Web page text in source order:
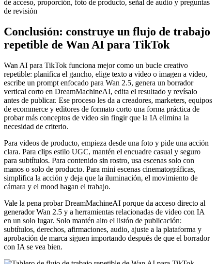
Conclusión: construye un flujo de trabajo
repetible de Wan AI para TikTok
Wan AI para TikTok funciona mejor como un bucle creativo
repetible: planifica el gancho, elige texto a video o imagen a video,
escribe un prompt enfocado para Wan 2.5, genera un borrador
vertical corto en DreamMachineAI, edita el resultado y revísalo
antes de publicar. Ese proceso les da a creadores, marketers, equipos
de ecommerce y editores de formato corto una forma práctica de
probar más conceptos de video sin fingir que la IA elimina la
necesidad de criterio.
Para videos de producto, empieza desde una foto y pide una acción
clara. Para clips estilo UGC, mantén el encuadre casual y seguro
para subtítulos. Para contenido sin rostro, usa escenas solo con
manos o solo de producto. Para mini escenas cinematográficas,
simplifica la acción y deja que la iluminación, el movimiento de
cámara y el mood hagan el trabajo.
Vale la pena probar DreamMachineAI porque da acceso directo al
generador Wan 2.5 y a herramientas relacionadas de video con IA
en un solo lugar. Solo mantén alto el listón de publicación:
subtítulos, derechos, afirmaciones, audio, ajuste a la plataforma y
aprobación de marca siguen importando después de que el borrador
con IA se vea bien.